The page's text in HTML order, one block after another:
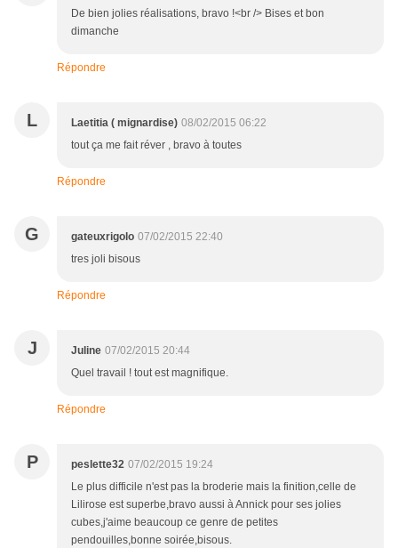
De bien jolies réalisations, bravo !<br /> Bises et bon
dimanche
Répondre
L Laetitia ( mignardise) 08/02/2015 06:22
tout ça me fait réver , bravo à toutes
Répondre
G gateuxrigolo 07/02/2015 22:40
tres joli bisous
Répondre
J Juline 07/02/2015 20:44
Quel travail ! tout est magnifique.
Répondre
P peslette32 07/02/2015 19:24
Le plus difficile n'est pas la broderie mais la finition,celle de
Lilirose est superbe,bravo aussi à Annick pour ses jolies
cubes,j'aime beaucoup ce genre de petites
pendouilles,bonne soirée,bisous.